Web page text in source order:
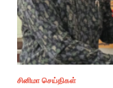
சினிமா செய்திகள்